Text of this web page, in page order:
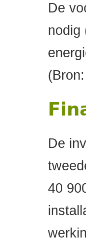
De
nodig
De
40